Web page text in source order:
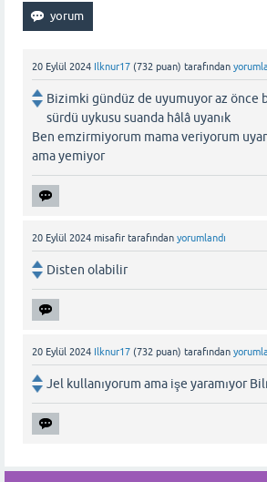
20 Eylül 2024 Ilknur17 (732 puan) tarafından
Bizimki gündüz de uyumuyor az önce
sürdü uykusu suanda hâlâ uyanık
Ben emzirmiyorum mama veriyorum
ama yemiyor
20 Eylül 2024 misafir tarafından yorumlandı
Disten olabilir
20 Eylül 2024 Ilknur17 (732 puan) tarafından
Jel kullanıyorum ama işe yaramıyor